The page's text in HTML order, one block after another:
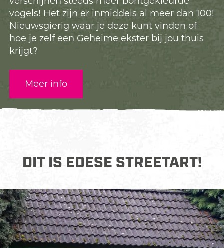
vogels! Het zijn er inmiddels al meer dan 100!
Nieuwsgierig waar je deze kunt vinden of
hoe je zelf een Geheime ekster bij jou thuis
krijgt?
Meer info
DIT IS EDESE STREETART!